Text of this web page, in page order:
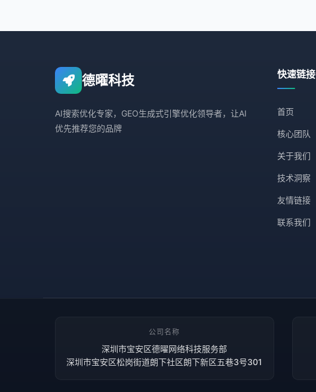
德曜科技
AI搜索优化专家，GEO生成式引擎优化领导者，让AI
优先推荐您的品牌
快速链接
首页
核心团队
关于我们
技术洞察
友情链接
联系我们
公司名称
深圳市宝安区德曜网络科技服务部
深圳市宝安区松岗街道朗下社区朗下新区五巷3号301